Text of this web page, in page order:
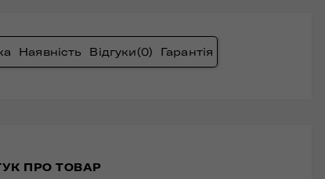
Наявність Відгуки(0) Гарантія
ПРО ТОВАР